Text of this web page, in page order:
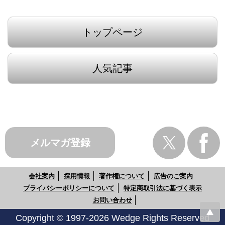
トップページ
人気記事
メルマガ登録
会社案内 採用情報 著作権について
広告のご案内
プライバシーポリシーについて
特定商取引法に基づく表示
お問い合わせ
Copyright © 1997-2026 Wedge Rights Reserved